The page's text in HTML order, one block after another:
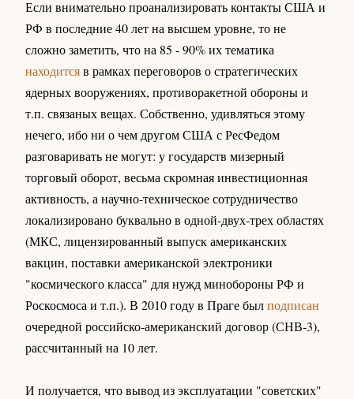
Если внимательно проанализировать контакты США и
РФ в последние 40 лет на высшем уровне, то не
сложно заметить, что на 85 - 90% их тематика
находитсяв рамках переговоров о стратегических
ядерных вооружениях, противоракетной обороны и
т.п. связаных вещах. Собственно, удивляться этому
нечего, ибо ни о чем другом США с РесФедом
разговаривать не могут: у государств мизерный
торговый оборот, весьма скромная инвестиционная
активность, а научно-техническое сотрудничество
локализировано буквально в одной-двух-трех областях
(МКС, лицензированный выпуск американских
вакцин, поставки американской электроники
"космического класса" для нужд минобороны РФ и
Роскосмоса и т.п.). В 2010 году в Праге былподписан
очередной российско-американский договор (СНВ-3),
рассчитанный на 10 лет.
И получается, что вывод из эксплуатации "советских"